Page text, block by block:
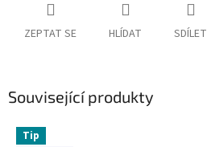
ZEPTAT SE HLÍDAT SDÍLET
Související produkty
Tip